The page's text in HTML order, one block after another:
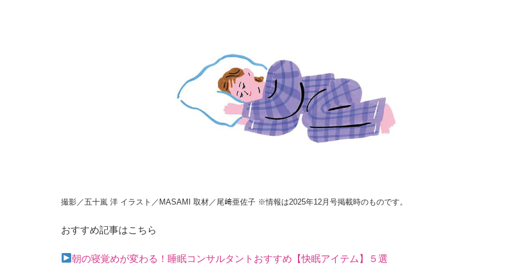
撮影／五十嵐 洋 イラスト／MASAMI 取材／尾﨑亜佐子 ※情報は2025年12月号掲載時のものです。
おすすめ記事はこちら
朝の寝覚めが変わる！睡眠コンサルタントおすすめ【快眠アイテム】５選